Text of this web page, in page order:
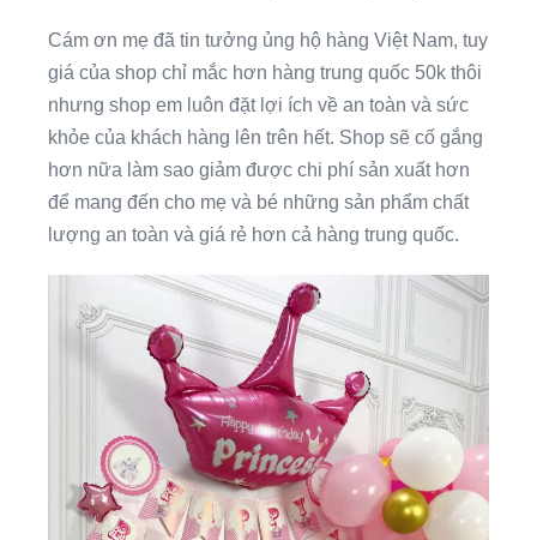
Cám ơn mẹ đã tin tưởng ủng hộ hàng Việt Nam, tuy
giá của shop chỉ mắc hơn hàng trung quốc 50k thôi
nhưng shop em luôn đặt lợi ích về an toàn và sức
khỏe của khách hàng lên trên hết. Shop sẽ cố gắng
hơn nữa làm sao giảm được chi phí sản xuất hơn
để mang đến cho mẹ và bé những sản phẩm chất
lượng an toàn và giá rẻ hơn cả hàng trung quốc.